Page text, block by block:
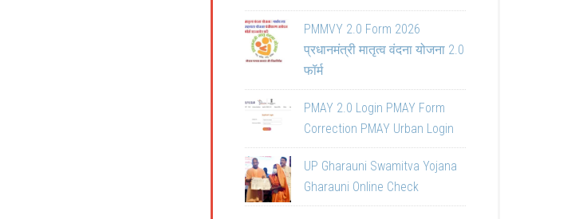
PMMVY 2.0 Form 2026
प्रधानमंत्री मातृत्व वंदना योजना 2.0
फॉर्म
PMAY 2.0 Login PMAY Form
Correction PMAY Urban Login
UP Gharauni Swamitva Yojana
Gharauni Online Check